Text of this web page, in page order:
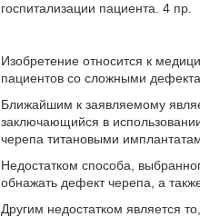
госпитализации пациента. 4 пр.
Изобретение относится к
пациентов со сложными
Ближайшим к заявляемому
заключающийся в
черепа титановыми
Недостатком способа,
обнажать дефект черепа, а
Другим недостатком является